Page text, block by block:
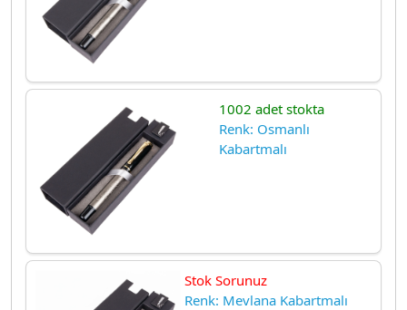
1002 adet stokta
Renk: Osmanlı
Kabartmalı
Stok Sorunuz
Renk: Mevlana Kabartmalı